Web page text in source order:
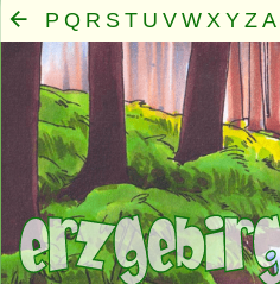
P Q R S T U V W X Y Z A
M N
Mensch
· Seele · Geist·